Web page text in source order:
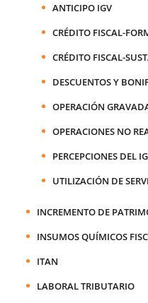
ANTICIPO IGV
CRÉDITO FISCAL-
CRÉDITO FISCAL-
DESCUENTOS Y
OPERACIÓN
OPERACIONES NO
PERCEPCIONES DEL
UTILIZACIÓN DE
INCREMENTO DE
INSUMOS QUÍMICOS
ITAN
LABORAL TRIBUTARIO